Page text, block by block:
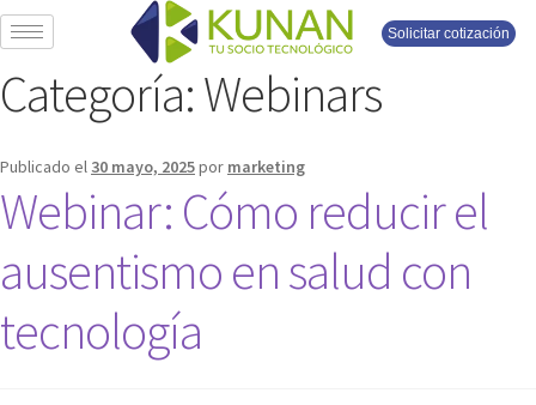
Solicitar cotización
Categoría:Webinars
Publicado el 30 mayo, 2025por marketing
Webinar: Cómo reducir el
ausentismo en salud con
tecnología